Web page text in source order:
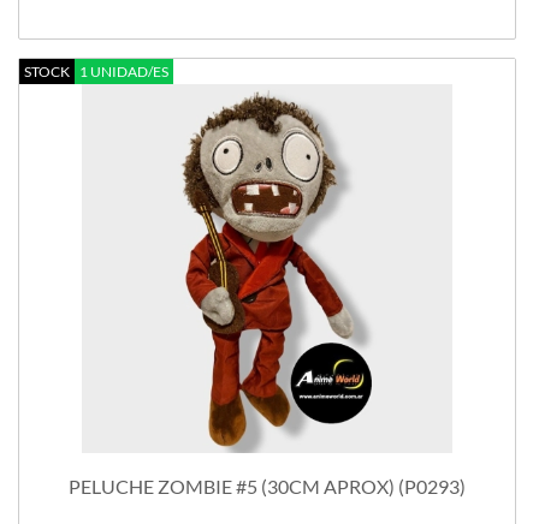
STOCK 1 UNIDAD/ES
PELUCHE ZOMBIE #5 (30CM APROX) (P0293)